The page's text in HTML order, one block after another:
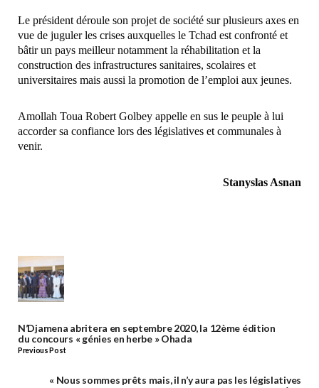
Le président déroule son projet de société sur plusieurs axes en
vue de juguler les crises auxquelles le Tchad est confronté et
bâtir un pays meilleur notamment la réhabilitation et la
construction des infrastructures sanitaires, scolaires et
universitaires mais aussi la promotion de l’emploi aux jeunes.
Amollah Toua Robert Golbey appelle en sus le peuple à lui
accorder sa confiance lors des législatives et communales à
venir.
Stanyslas Asnan
N’Djamena abritera en septembre 2020, la 12ème édition
du concours « génies en herbe » Ohada
Previous Post
« Nous sommes prêts mais, il n’y aura pas les législatives